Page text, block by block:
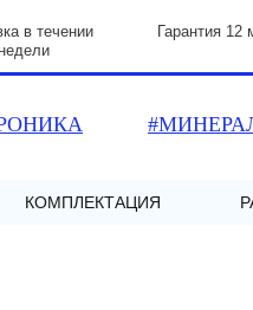
в течении
недели
Гарантия 12
КОМПЛЕКТАЦИЯ